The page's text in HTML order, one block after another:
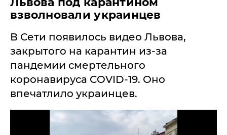
взволновали украинцев
В Сети появилось видео Львова,
закрытого на карантин из-за
пандемии смертельного
коронавируса COVID-19. Оно
впечатлило украинцев.